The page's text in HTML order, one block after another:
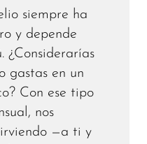
siempre ha
y depende
¿Considerarías
gastas en un
Con ese tipo
nos
—a ti y